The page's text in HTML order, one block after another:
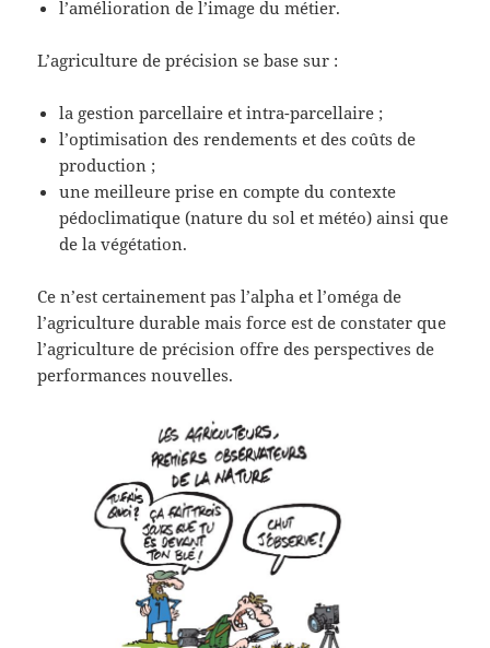
l’amélioration de l’image du métier.
L’agriculture de précision se base sur :
la gestion parcellaire et intra-parcellaire ;
l’optimisation des rendements et des coûts de
production ;
une meilleure prise en compte du contexte
pédoclimatique (nature du sol et météo) ainsi que
de la végétation.
Ce n’est certainement pas l’alpha et l’oméga de
l’agriculture durable mais force est de constater que
l’agriculture de précision offre des perspectives de
performances nouvelles.